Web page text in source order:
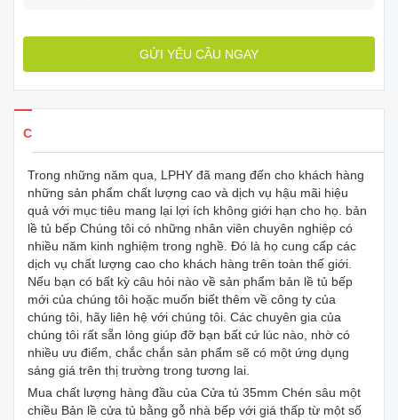
GỬI YÊU CẦU NGAY
Chi tiết sản phẩm
Trong những năm qua, LPHY đã mang đến cho khách hàng
những sản phẩm chất lượng cao và dịch vụ hậu mãi hiệu
quả với mục tiêu mang lại lợi ích không giới hạn cho họ. bản
lề tủ bếp Chúng tôi có những nhân viên chuyên nghiệp có
nhiều năm kinh nghiệm trong nghề. Đó là họ cung cấp các
dịch vụ chất lượng cao cho khách hàng trên toàn thế giới.
Nếu bạn có bất kỳ câu hỏi nào về sản phẩm bản lề tủ bếp
mới của chúng tôi hoặc muốn biết thêm về công ty của
chúng tôi, hãy liên hệ với chúng tôi. Các chuyên gia của
chúng tôi rất sẵn lòng giúp đỡ bạn bất cứ lúc nào, nhờ có
nhiều ưu điểm, chắc chắn sản phẩm sẽ có một ứng dụng
sáng giá trên thị trường trong tương lai.
Mua chất lượng hàng đầu của Cửa tủ 35mm Chén sâu một
chiều Bản lề cửa tủ bằng gỗ nhà bếp với giá thấp từ một số